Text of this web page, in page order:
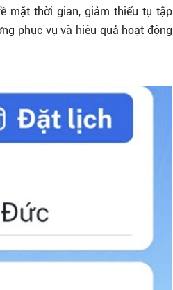
mặt thời gian, giảm thiểu tụ tập
phục vụ và hiệu quả hoạt động